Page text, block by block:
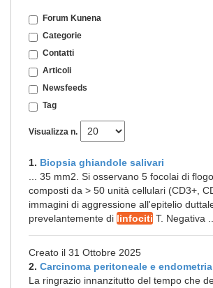
Forum Kunena
Categorie
Contatti
Articoli
Newsfeeds
Tag
Visualizza n.
1. Biopsia ghiandole salivari
... 35 mm2. Si osservano 5 focolai di
composti da > 50 unità cellulari (CD3+,
immagini di aggressione all'epitelio
prevelantemente di linfociti T. Negativa ...
Creato il 31 Ottobre 2025
2. Carcinoma peritoneale e
La ringrazio innanzitutto del tempo che